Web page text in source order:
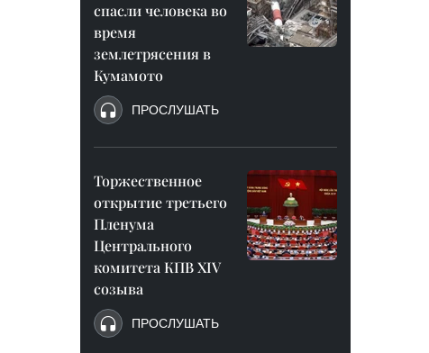
спасли человека во
время
землетрясения в
Кумамото
ПРОСЛУШАТЬ
Торжественное
открытие третьего
Пленума
Центрального
комитета КПВ XIV
созыва
ПРОСЛУШАТЬ